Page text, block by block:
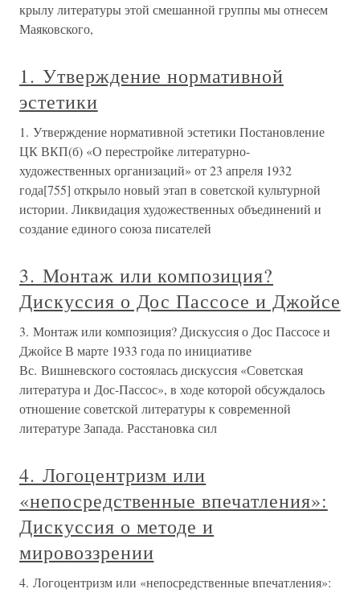
крылу литературы этой смешанной группы мы отнесем
Маяковского,
1. Утверждение нормативной
эстетики
1. Утверждение нормативной эстетики Постановление
ЦК ВКП(б) «О перестройке литературно-
художественных организаций» от 23 апреля 1932
года[755] открыло новый этап в советской культурной
истории. Ликвидация художественных объединений и
создание единого союза писателей
3. Монтаж или композиция?
Дискуссия о Дос Пассосе и Джойсе
3. Монтаж или композиция? Дискуссия о Дос Пассосе и
Джойсе В марте 1933 года по инициативе
Вс. Вишневского состоялась дискуссия «Советская
литература и Дос-Пассос», в ходе которой обсуждалось
отношение советской литературы к современной
литературе Запада. Расстановка сил
4. Логоцентризм или
«непосредственные впечатления»:
Дискуссия о методе и
мировоззрении
4. Логоцентризм или «непосредственные впечатления»: